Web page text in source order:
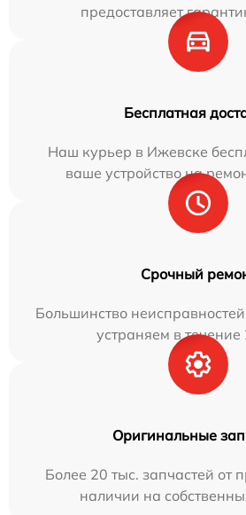
предоставляет
Бесплатная
Наш курьер в Ижевске
ваше устройство на
Срочный
Большинство
устраняем в течение
Оригинальные
Более 20 тыс. запчастей от
наличии на